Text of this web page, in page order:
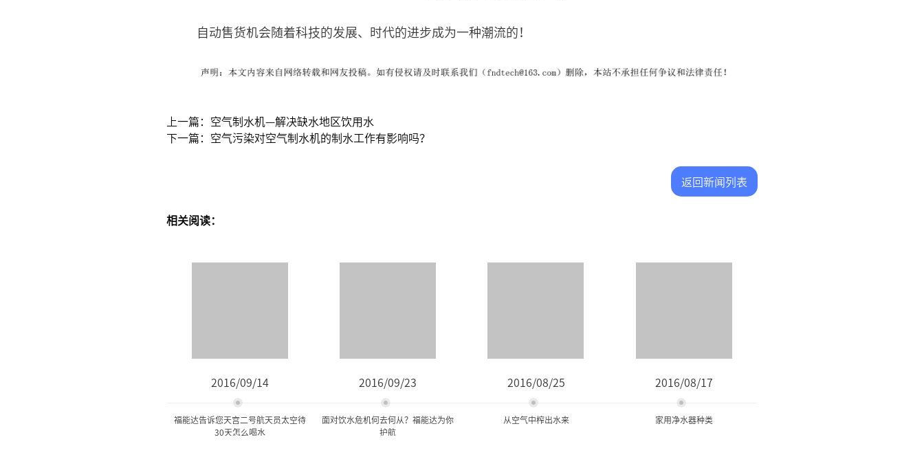
自动售货机会随着科技的发展、时代的进步成为一种潮流的！
上一篇：空气制水机—解决缺水地区饮用水
下一篇：空气污染对空气制水机的制水工作有影响吗？
返回新闻列表
相关阅读：
2016/09/14
福能达告诉您天宫二号航天员太空待
30天怎么喝水
2016/09/23
面对饮水危机何去何从？福能达为你
护航
2016/08/25
从空气中榨出水来
2016/08/17
家用净水器种类